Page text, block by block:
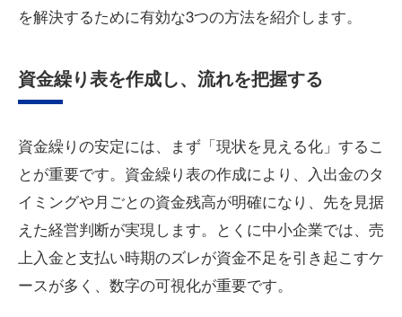
を解決するために有効な3つの方法を紹介します。
資金繰り表を作成し、流れを把握する
資金繰りの安定には、まず「現状を見える化」するこ
とが重要です。資金繰り表の作成により、入出金のタ
イミングや月ごとの資金残高が明確になり、先を見据
えた経営判断が実現します。とくに中小企業では、売
上入金と支払い時期のズレが資金不足を引き起こすケ
ースが多く、数字の可視化が重要です。